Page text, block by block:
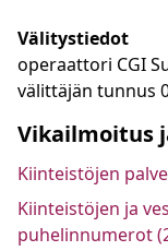
Välitystiedot
operaattori CGI
välittäjän tunnus
Vikailmoitus
Kiinteistöjen
Kiinteistöjen ja
puhelinnumerot